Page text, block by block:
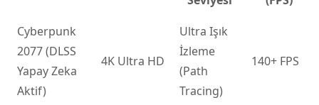
Cyberpunk
2077 (DLSS
Yapay Zeka
Aktif)
4K Ultra HD
Ultra Işık
İzleme
(Path
Tracing)
140+ FPS